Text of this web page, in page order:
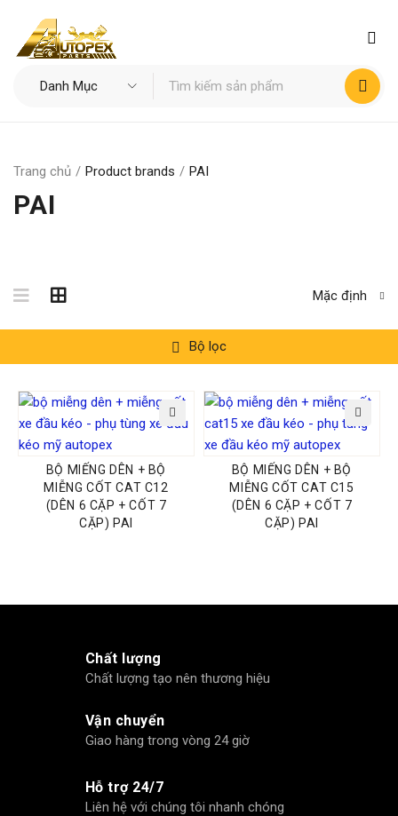
PAI
Trang chủ / Product brands / PAI
Mặc định
Bộ lọc
BỘ MIẾNG DÊN + BỘ
MIỄNG CỐT CAT C12
(DÊN 6 CẶP + CỐT 7
CẶP) PAI
BỘ MIẾNG DÊN + BỘ
MIỄNG CỐT CAT C15
(DÊN 6 CẶP + CỐT 7
CẶP) PAI
Chất lượng
Chất lượng tạo nên thương hiệu
Vận chuyển
Giao hàng trong vòng 24 giờ
Hỗ trợ 24/7
Liên hệ với chúng tôi nhanh chóng